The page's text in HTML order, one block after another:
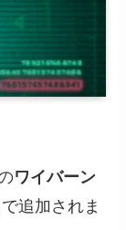
ワイバーン
追加されま